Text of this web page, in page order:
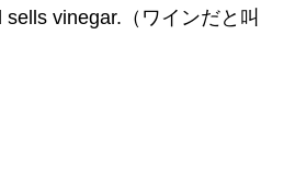
sells vinegar.（ワインだと叫